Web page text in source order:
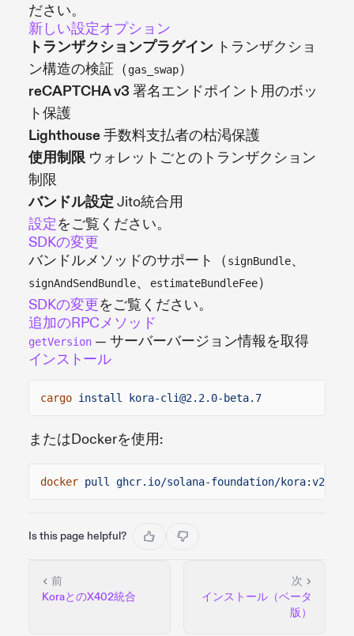
ださい。
新しい設定オプション
トランザクションプラグイン トランザクショ
ン構造の検証（ gas_swap）
reCAPTCHA v3 署名エンドポイント用のボッ
ト保護
Lighthouse手数料支払者の枯渇保護
使用制限ウォレットごとのトランザクション
制限
バンドル設定Jito統合用
設定をご覧ください。
SDKの変更
バンドルメソッドのサポート（ signBundle、
signAndSendBundle、 estimateBundleFee）
SDKの変更をご覧ください。
追加のRPCメソッド
getVersion — サーバーバージョン情報を取得
インストール
cargo install kora-cli@2.2.0-beta.7
またはDockerを使用:
docker pull ghcr.io/solana-foundation/
Is this page helpful?
前
KoraとのX402統合
次
インストール（ベータ
版）